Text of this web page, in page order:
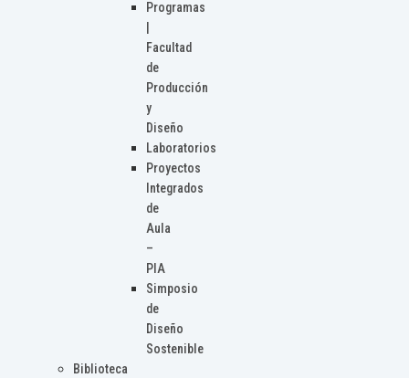
Programas
Facultad
de
Producción
y
Diseño
Laboratorios
Proyectos
Integrados
de
Aula
–
PIA
Simposio
de
Diseño
Sostenible
Biblioteca